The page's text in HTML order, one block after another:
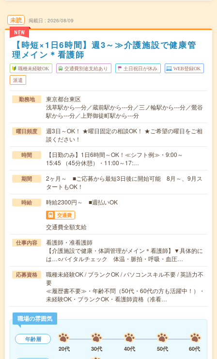
未読
NEW
掲載日 2026/08/09
【時短×1日6時間】週3～≫介護施設で健康管
理メイン＊看護師
職種未経験OK 交通費別途支給あり 土日祝日が休み WEB登録OK
派遣
勤務地
東京都台東区
浅草駅から---分／蔵前駅から---分／三ノ輪駅から---分／鶯谷
駅から---分／上野御徒町駅から---分
曜日頻度
週3日～OK！ ★曜日固定の相談OK！ ★ご希望の曜日をご相
談ください！
時間
【日勤のみ】1日6時間～OK！≪シフト例≫・9:00～
15:45 （45分休憩）・11:00～17:…
期間
2ヶ月～ ■ご応募から最短3日後に開始可能 8月～、9月ス
タートもOK！
時給 時給2300円～ ■週払いOK
交通費
交通費全額支給
仕事内容
看護師・准看護師
【介護施設で健康・体調管理がメイン＊看護師】▼具体的に
は…○バイタルチェック 体温・脈拍・呼吸・血圧…
応募資格
職種未経験OK / ブランクOK / パソコンスキル不要 / 英語力不
要
≪履歴書不要≫・年齢不問（50代・60代の方も活躍中！）・
未経験OK・ブランクOK・看護師資格（准看…
職場の雰囲気
年齢層
20代
30代 40代 50代
60代